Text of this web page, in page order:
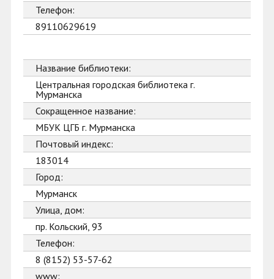
Телефон:
89110629619
Название библиотеки:
Центральная городская библиотека г.
Мурманска
Сокращенное название:
МБУК ЦГБ г. Мурманска
Почтовый индекс:
183014
Город:
Мурманск
Улица, дом:
пр. Кольский, 93
Телефон:
8 (8152) 53-57-62
www: